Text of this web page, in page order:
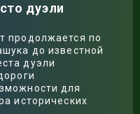
дуэли
продолжается по
до известной
дуэли
для
исторических